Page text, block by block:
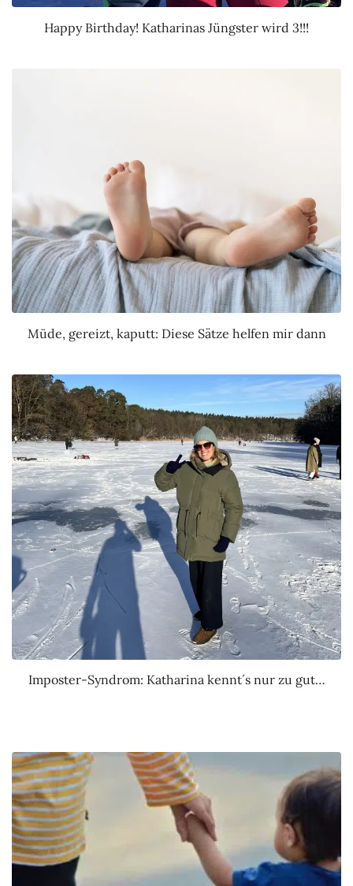
Happy Birthday! Katharinas Jüngster wird 3!!!
Müde, gereizt, kaputt: Diese Sätze helfen mir dann
Imposter-Syndrom: Katharina kennt´s nur zu gut…